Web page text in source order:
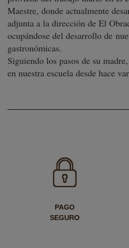
Maestre, donde actualmente
adjunta a la dirección de El
ocupándose del desarrollo de
gastronómicas.
Siguiendo los pasos de su
en nuestra escuela desde hace
PAGO
SEGURO